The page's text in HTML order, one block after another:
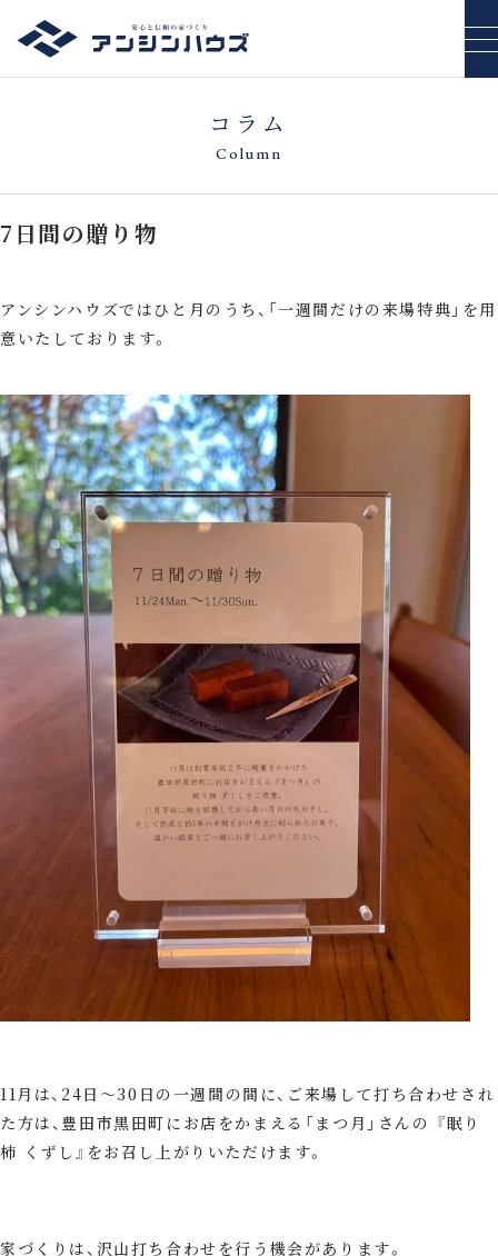
コラム
Column
7日間の贈り物
アンシンハウズではひと月のうち、「一週間だけの来場特典」を用
意いたしております。
11月は、24日～30日の一週間の間に、ご来場して打ち合わせされ
た方は、豊田市黒田町にお店をかまえる「まつ月」さんの 『眠り
柿 くずし』をお召し上がりいただけます。
家づくりは、沢山打ち合わせを行う機会があります。